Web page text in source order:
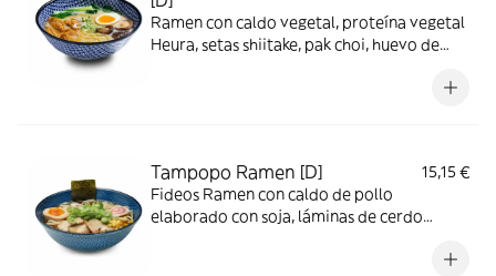
Ramen con caldo vegetal, proteína vegetal
Heura, setas shiitake, pak choi, huevo de
Tampopo Ramen [D]
15,15 €
Fideos Ramen con caldo de pollo
elaborado con soja, láminas de cerdo
corral semicocido y marinado, naruto, alga